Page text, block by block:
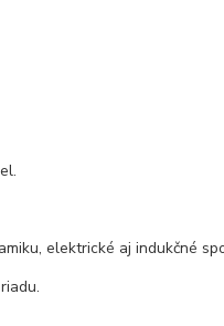
elektrické aj indukčné